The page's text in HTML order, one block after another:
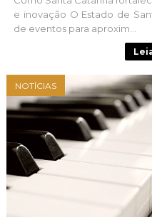
e inovação O Estado de
de eventos para aproxim...
NOTÍCIAS